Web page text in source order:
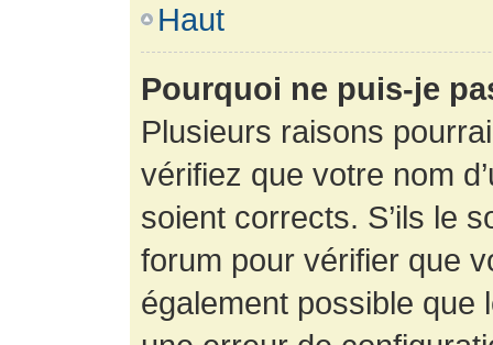
Haut
Pourquoi ne puis-je
Plusieurs raisons
vérifiez que votre nom
soient corrects. S’ils le
forum pour vérifier que
également possible que